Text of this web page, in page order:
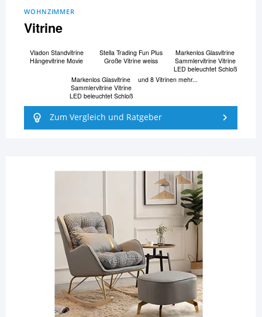
WOHNZIMMER
Vitrine
Vladon Standvitrine
Hängevitrine Movie
Stella Trading Fun Plus
Große Vitrine weiss
Markenlos Glasvitrine
Sammlervitrine Vitrine
LED beleuchtet Schloß
Markenlos Glasvitrine
Sammlervitrine Vitrine
LED beleuchtet Schloß
und 8 Vitrinen mehr...
Zum Vergleich und Ratgeber